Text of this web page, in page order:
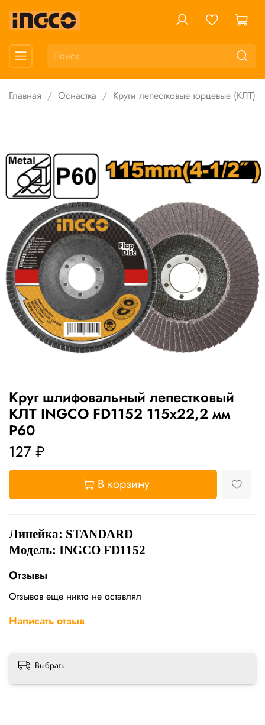
Главная Оснастка Круги лепестковые торцевые (КЛТ)
Круг шлифовальный лепестковый
КЛТ INGCO FD1152 115х22,2 мм
Р60
127 ₽
В корзину
Линейка: STANDARD
Модель: INGCO FD1152
Отзывы
Отзывов еще никто не оставлял
Написать отзыв
Выбрать